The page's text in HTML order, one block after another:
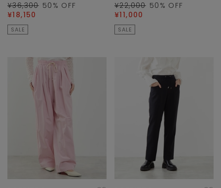
¥36,300 50 % OFF
¥18,150
SALE
¥22,000 50 % OFF
¥11,000
SALE